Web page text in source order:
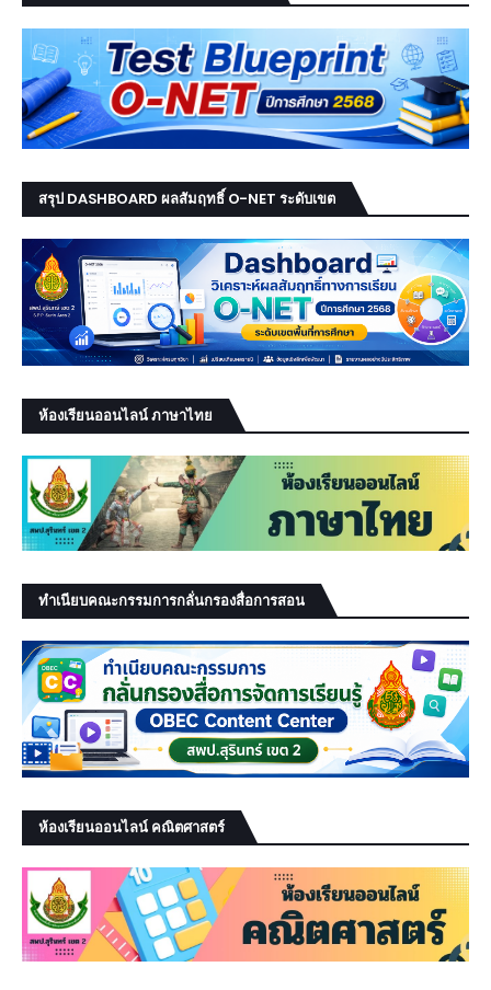
สรุป DASHBOARD ผลสัมฤทธิ์ O-NET ระดับเขต
ห้องเรียนออนไลน์ ภาษาไทย
ทำเนียบคณะกรรมการกลั่นกรองสื่อการสอน
ห้องเรียนออนไลน์ คณิตศาสตร์